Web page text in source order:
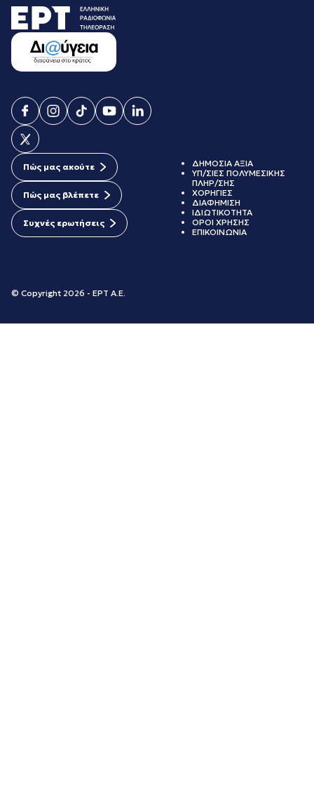
Πώς μας ακούτε
Πώς μας βλέπετε
Συχνές ερωτήσεις
© Copyright 2026 - ΕΡΤ Α.Ε.
ΔΗΜΟΣΙΑ ΑΞΙΑ
ΥΠ/ΣΙΕΣ ΠΟΛΥΜΕΣΙΚΗΣ
ΠΛΗΡ/ΣΗΣ
ΧΟΡΗΓΙΕΣ
ΔΙΑΦΗΜΙΣΗ
ΙΔΙΩΤΙΚΟΤΗΤΑ
ΟΡΟΙ ΧΡΗΣΗΣ
ΕΠΙΚΟΙΝΩΝΙΑ